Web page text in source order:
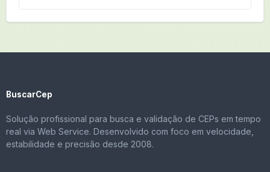
BuscarCep
Solução profissional para busca e validação de CEPs em tempo
real via Web Service. Desenvolvido com foco em velocidade,
estabilidade e precisão desde 2008.